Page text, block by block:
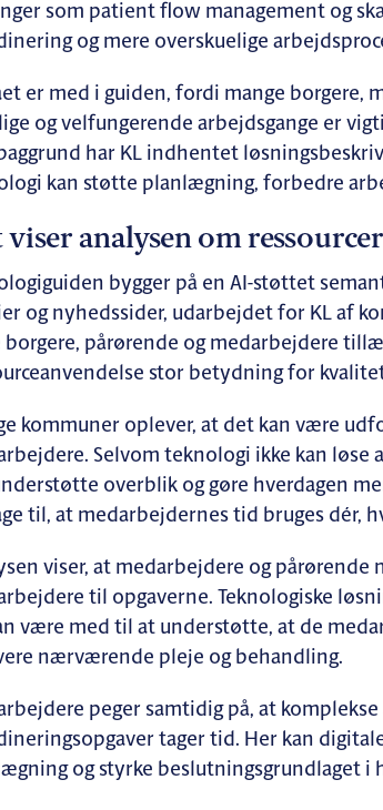
som patient flow management og
og mere overskuelige
er med i guiden, fordi mange borgere,
og velfungerende arbejdsgange er
har KL indhentet
kan støtte planlægning, forbedre
viser analysen om
bygger på en AI-støttet
og nyhedssider, udarbejdet for KL af
borgere, pårørende og medarbejdere
stor betydning for
kommuner oplever, at det kan være
Selvom teknologi ikke kan løse
overblik og gøre hverdagen
til, at medarbejdernes tid bruges dér,
viser, at medarbejdere og
til opgaverne. Teknologiske
være med til at understøtte, at de
nærværende pleje og behandling.
peger samtidig på, at komplekse
tager tid. Her kan
og styrke beslutningsgrundlaget i